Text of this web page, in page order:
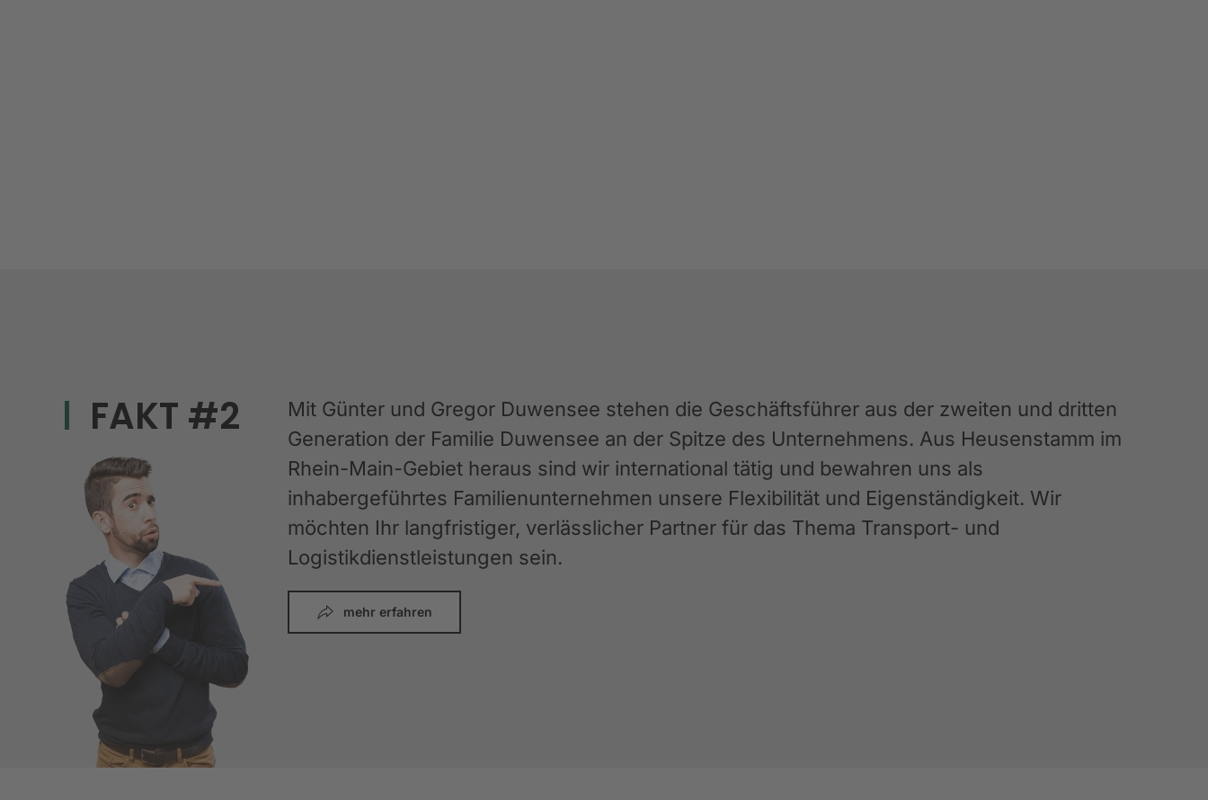
FAKT #2
Mit Günter und Gregor Duwensee stehen die Geschäftsführer aus der zweiten und dritten
Generation der Familie Duwensee an der Spitze des Unternehmens. Aus Heusenstamm im
Rhein-Main-Gebiet heraus sind wir international tätig und bewahren uns als
inhabergeführtes Familienunternehmen unsere Flexibilität und Eigenständigkeit. Wir
möchten Ihr langfristiger, verlässlicher Partner für das Thema Transport- und
Logistikdienstleistungen sein.
mehr erfahren